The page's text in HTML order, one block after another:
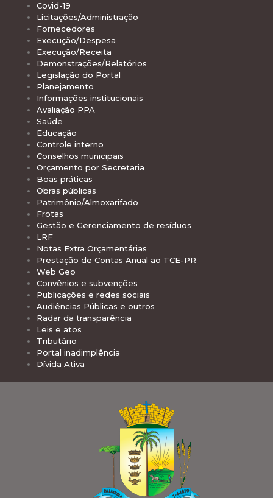
Covid-19
Licitações/Administração
Fornecedores
Execução/Despesa
Execução/Receita
Demonstrações/Relatórios
Legislação do Portal
Planejamento
Informações institucionais
Avaliação PPA
Saúde
Educação
Controle interno
Conselhos municipais
Orçamento por Secretaria
Boas práticas
Obras públicas
Patrimônio/Almoxarifado
Frotas
Gestão e Gerenciamento de resíduos
LRF
Notas Extra Orçamentárias
Prestação de Contas Anual ao TCE-PR
Web Geo
Convênios e subvenções
Publicações e redes sociais
Audiências Públicas e outros
Radar da transparência
Leis e atos
Tributário
Portal inadimplência
Dívida Ativa